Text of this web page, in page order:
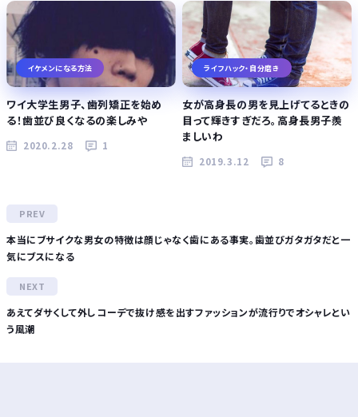
イケメンになる方法
ワイ大学生男子、歯列矯正を始め
る！歯並び良くなるの楽しみや
2020.2.28 1
ライフハック・自分磨き
女が高身長の男を見上げてるときの
目って輝きすぎだろ。高身長男子羨
ましいわ
2019.3.12 8
本当にブサイクな男女の特徴は顔じゃなく歯にある事実。歯並びガタガタだと一
気にブスになる
あえてダサくして外しコーデで抜け感を出すファッションが流行りでオシャレとい
う風潮